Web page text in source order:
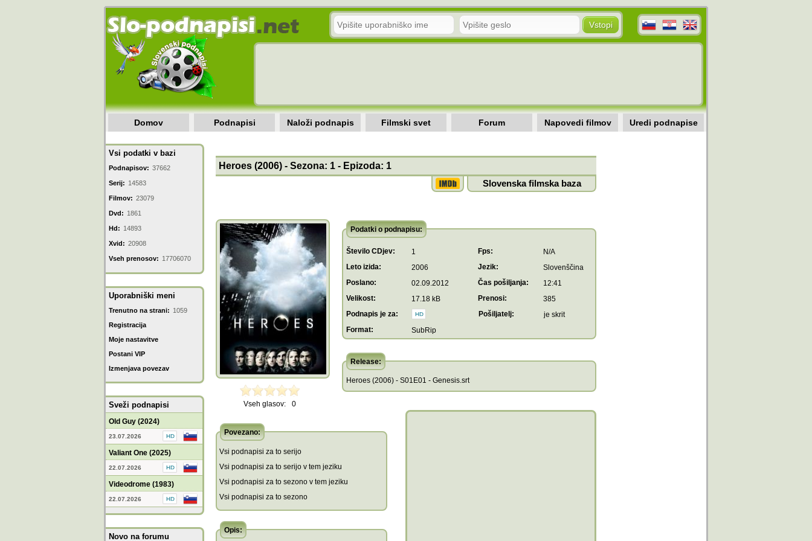
Domov Podnapisi Naloži podnapis Filmski svet Forum Napovedi filmov Uredi podnapise
Vsi podatki v bazi
Podnapisov: 37662
Serij: 14583
Filmov: 23079
Dvd: 1861
Hd: 14893
Xvid: 20908
Vseh prenosov: 17706070
Uporabniški meni
Trenutno na strani: 1059
Registracija
Moje nastavitve
Postani VIP
Izmenjava povezav
Sveži podnapisi
Old Guy (2024)
23.07.2026
Valiant One (2025)
22.07.2026
Videodrome (1983)
22.07.2026
Novo na forumu
Heroes (2006) - Sezona: 1 - Epizoda: 1
Slovenska filmska baza
Vseh glasov: 0
Podatki o podnapisu:
Število CDjev: 1 Fps:
N/A
Leto izida:
2006 Jezik:
Slovenščina
Poslano:
02.09.2012 Čas pošiljanja:
12:41
Velikost:
17.18 kB Prenosi:
385
Podnapis je za:
Pošiljatelj:
je skrit
Format:
SubRip
Release:
Heroes (2006) - S01E01 - Genesis.srt
Povezano:
Vsi podnapisi za to serijo
Vsi podnapisi za to serijo v tem jeziku
Vsi podnapisi za to sezono v tem jeziku
Vsi podnapisi za to sezono
Opis: